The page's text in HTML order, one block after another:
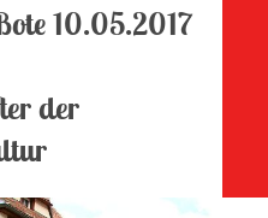
10.05.2017
der